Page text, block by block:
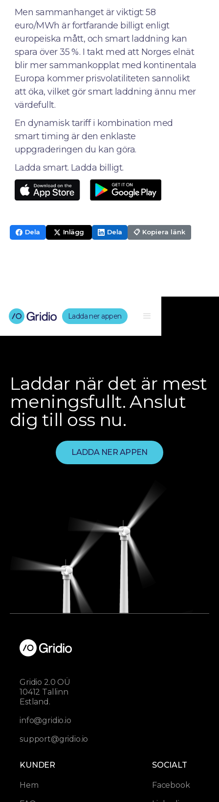
Men sammanhanget är viktigt: 58
euro/MWh är fortfarande billigt enligt
europeiska mått, och smart laddning kan
spara över 35 %. I takt med att Norges elnät
blir mer sammankopplat med kontinentala
Europa kommer prisvolatiliteten sannolikt
att öka, vilket gör smart laddning ännu mer
värdefullt.
En dynamisk tariff i kombination med
smart timing är den enklaste
uppgraderingen du kan göra.
Ladda smart. Ladda billigt.
Dela Inlägg Dela 📋 Kopiera länk
Ladda ner appen
Laddar när det är mest
meningsfullt. Anslut
dig till oss nu.
LADDA NER APPEN
Gridio 2.0 OÜ
10412 Tallinn
Estland.
info@gridio.io
support@gridio.io
KUNDER
Hem
SOCIALT
Facebook